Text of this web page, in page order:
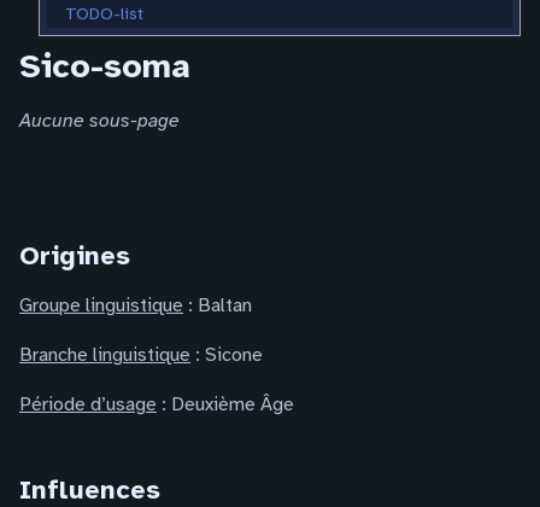
TODO-list
Sico-soma
Aucune sous-page
Origines
Groupe linguistique : Baltan
Branche linguistique : Sicone
Période d’usage : Deuxième Âge
Influences